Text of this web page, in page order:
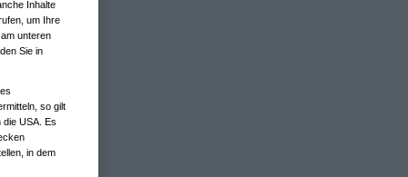
Inhalte
um Ihre
unteren
Sie in
so gilt
die USA. Es
in dem